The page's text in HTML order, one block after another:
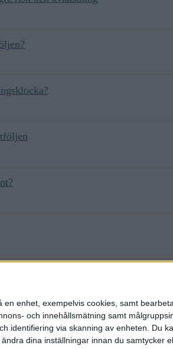
enhet, exempelvis cookies, samt
och innehållsmätning samt
identifiering via skanning av enheten. Du
dina inställningar innan du samtycker